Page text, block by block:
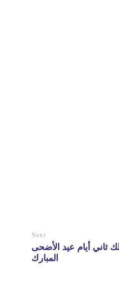
Next
ثاني أيام عيد الأضحى
المبارك